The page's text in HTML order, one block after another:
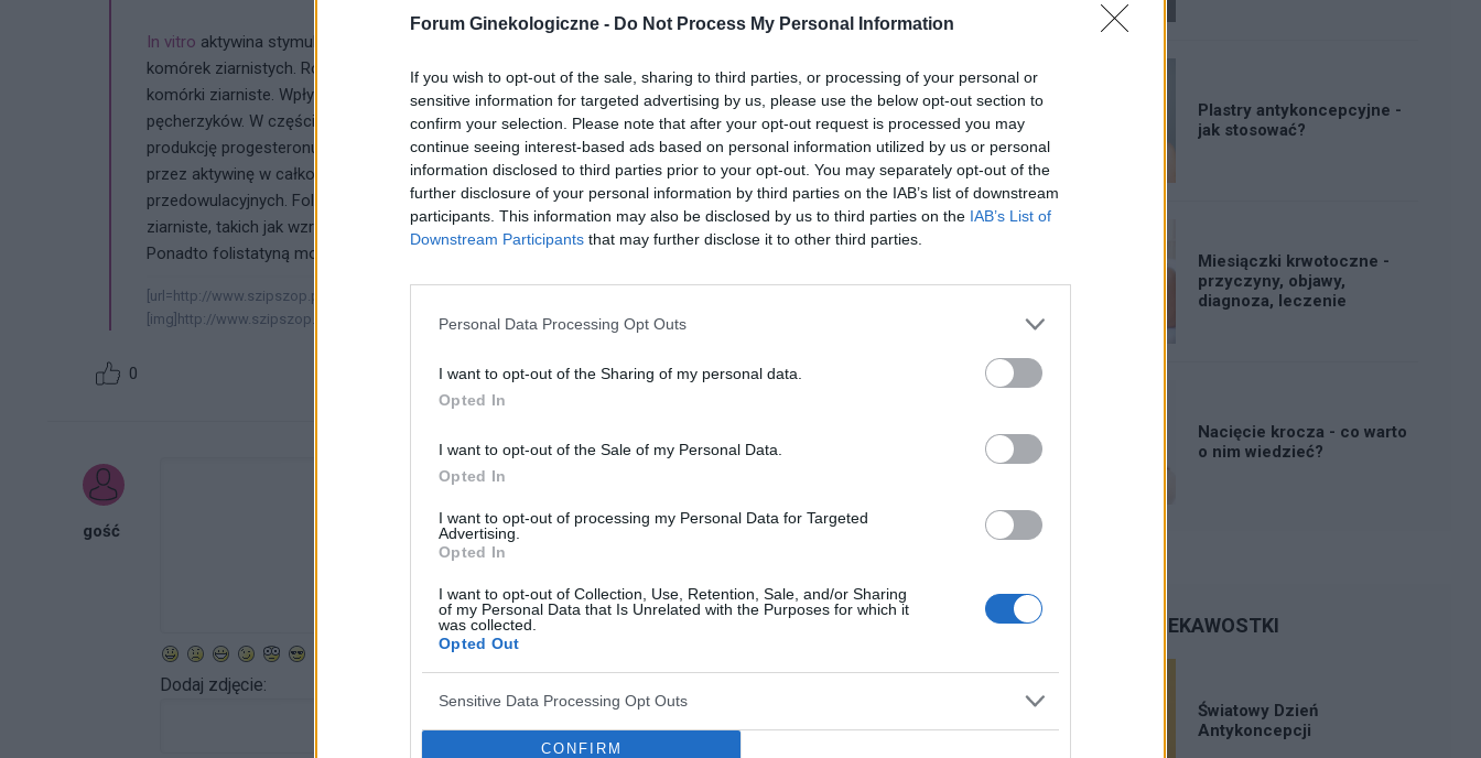
Forum Ginekologiczne - Do Not Process My Personal Information
If you wish to opt-out of the sale, sharing to third parties, or processing of your personal or
sensitive information for targeted advertising by us, please use the below opt-out section to
confirm your selection. Please note that after your opt-out request is processed you may
continue seeing interest-based ads based on personal information utilized by us or personal
information disclosed to third parties prior to your opt-out. You may separately opt-out of the
further disclosure of your personal information by third parties on the IAB’s list of downstream
participants. This information may also be disclosed by us to third parties on the IAB’s List of
Downstream Participants that may further disclose it to other third parties.
Personal Data Processing Opt Outs
I want to opt-out of the Sharing of my personal data.
Opted In
I want to opt-out of the Sale of my Personal Data.
Opted In
I want to opt-out of processing my Personal Data for Targeted
Advertising.
Opted In
I want to opt-out of Collection, Use, Retention, Sale, and/or Sharing
of my Personal Data that Is Unrelated with the Purposes for which it
was collected.
Opted Out
Sensitive Data Processing Opt Outs
CONFIRM
In vitro aktywina stymuluje indukcję receptorów
komórek ziarnistych. Również in vitro aktywina powoduje wzrost produkcji inhibiny E2 i P4 (progesteron) przez
komórki ziarniste. Wpływ działania aktywiny na produkcję progesteronu silnie zależy od fazy rozwoju
pęcherzyków. W częściowo zróżnicowanych komórkach ziarnistych szczura aktywina stymuluje podstawową
produkcję progesteronu. Z drugiej strony zarówno produkcja podstawowa, jak i stymulowana FSH są hamowane
przez aktywinę w całkowicie zróżnicowanych komórkach ziarnistych dojrzałych pęcherzyków
przedowulacyjnych. Folistatyną, białko wiążące aktywinę, łagodzi wiele oddziaływań aktywiny na komórki
ziarniste, takich jak wzrost indukowanej przez FSH aktywności aromatazy i stymulacja produkcji inhibiny.
Ponadto folistatyną może działać autonomicznie, zwiększając stymulowaną przez FSH produkcję P4.2,15
[url=http://www.szipszop.pl][img]http://www.szipszop.pl/tickers/20974.gif[/img][/url]<br>[url=http://www.szipszop.pl]
[img]http://www.szipszop.pl/tickers/20973.gif[/img][/url]
0 cytuj
gość
Dodaj zdjęcie:
WYBIERZ PLIK
Plastry antykoncepcyjne -
jak stosować?
Miesiączki krwotoczne -
przyczyny, objawy,
diagnoza, leczenie
Nacięcie krocza - co warto
o nim wiedzieć?
CIEKAWOSTKI
Światowy Dzień
Antykoncepcji